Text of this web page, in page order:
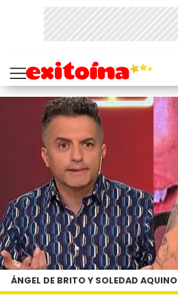
ÁNGEL DE BRITO Y SOLEDAD AQUINO